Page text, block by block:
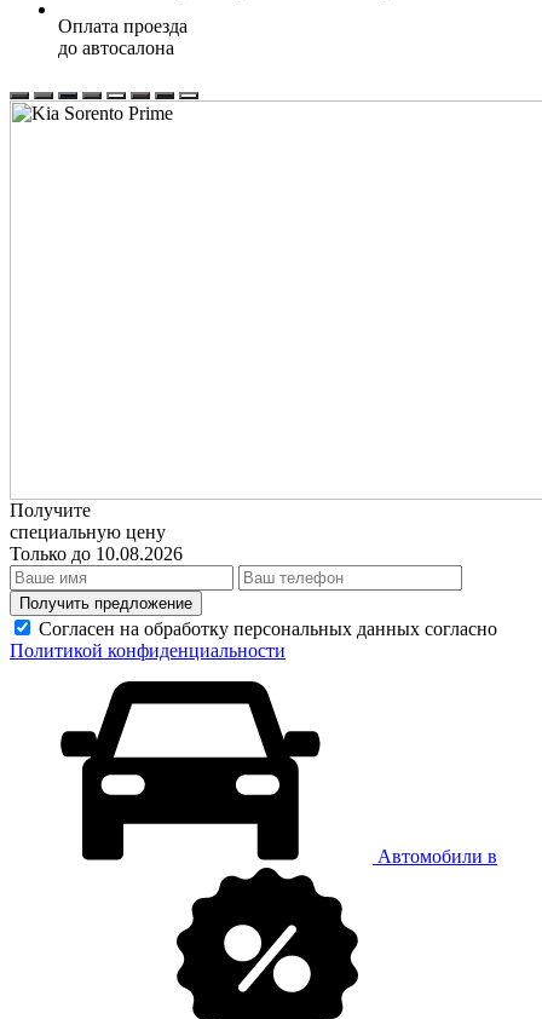
Оплата проезда
до автосалона
Получите
специальную цену
Только до 10.08.2026
Получить предложение
Согласен на обработку персональных данных согласно
Политикой конфиденциальности
Автомобили в